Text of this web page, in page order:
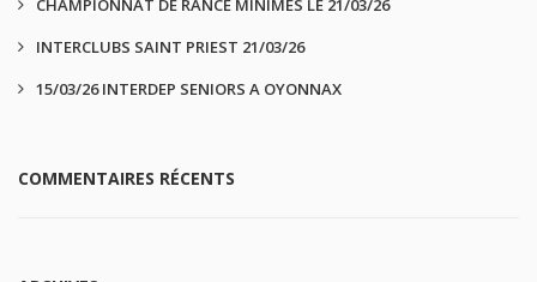
CHAMPIONNAT DE RANCE MINIMES LE 21/03/26
INTERCLUBS SAINT PRIEST 21/03/26
15/03/26 INTERDEP SENIORS A OYONNAX
COMMENTAIRES RÉCENTS